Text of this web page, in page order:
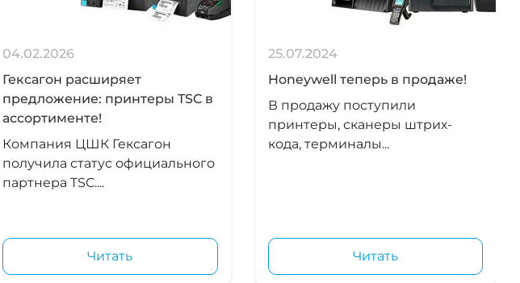
04.02.2026
Гексагон расширяет
предложение: принтеры TSC в
ассортименте!
Компания ЦШК Гексагон
получила статус официального
партнера TSC....
Читать
25.07.2024
Honeywell теперь в продаже!
В продажу поступили
принтеры, сканеры штрих-
кода, терминалы...
Читать